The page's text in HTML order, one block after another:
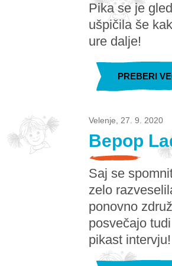
Pika se je
ušpičila še
ure dalje!
PREBERI
Velenje, 27. 9. 2020
Bepop
Saj se
zelo
ponovno
posvečajo
pikast intervju!